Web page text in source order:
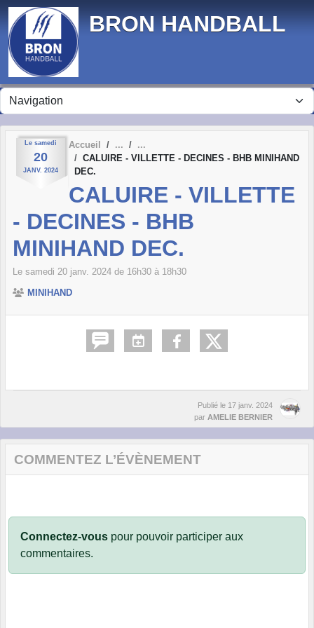
BRON HANDBALL
Le samedi
20
JANV. 2024
Accueil
CALUIRE - VILLETTE - DECINES - BHB MINIHAND
DEC.
CALUIRE - VILLETTE
- DECINES - BHB
MINIHAND DEC.
Le samedi 20 janv. 2024 de 16h30 à 18h30
MINIHAND
Publié le 17 janv. 2024
par AMELIE BERNIER
COMMENTEZ L’ÉVÈNEMENT
Connectez-vous pour pouvoir participer aux
commentaires.
Panneau de gestion des cookies